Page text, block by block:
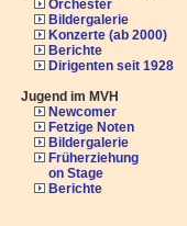
Orchester
Bildergalerie
Konzerte (ab 2000)
Berichte
Dirigenten seit 1928
Jugend im MVH
Newcomer
Fetzige Noten
Bildergalerie
Früherziehung
on Stage
Berichte